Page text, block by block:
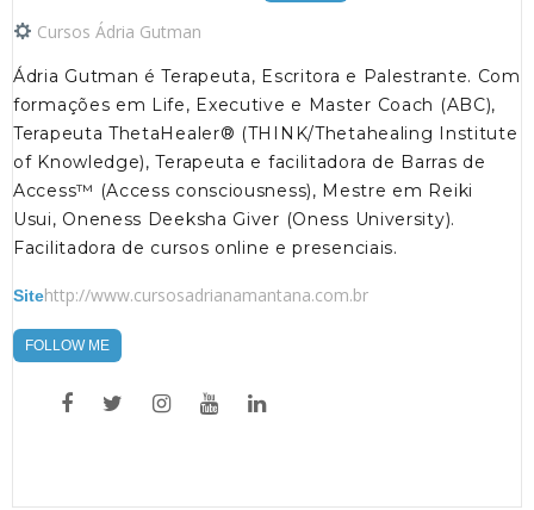
Cursos Ádria Gutman
Ádria Gutman é Terapeuta, Escritora e Palestrante. Com
formações em Life, Executive e Master Coach (ABC),
Terapeuta ThetaHealer® (THINK/Thetahealing Institute
of Knowledge), Terapeuta e facilitadora de Barras de
Access™ (Access consciousness), Mestre em Reiki
Usui, Oneness Deeksha Giver (Oness University).
Facilitadora de cursos online e presenciais.
Sitehttp://www.cursosadrianamantana.com.br
FOLLOW ME